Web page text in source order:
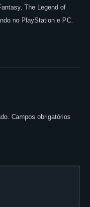
The Legend of
no PlayStation e PC.
Campos obrigatórios